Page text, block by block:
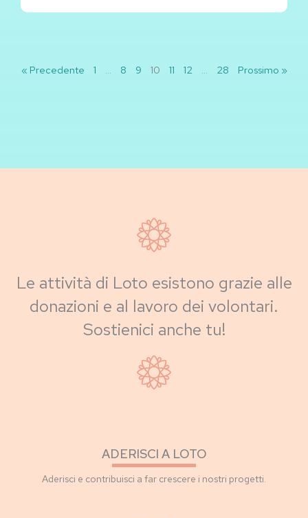
« Precedente 1 … 8 9 10 11 12 … 28 Prossimo »
Le attività di Loto esistono grazie alle
donazioni e al lavoro dei volontari.
Sostienici anche tu!
ADERISCI A LOTO
Aderisci e contribuisci a far crescere i nostri progetti.